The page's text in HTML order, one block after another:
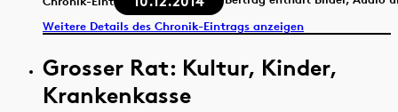
Weitere Details des Chronik-Eintrags anzeigen
Grosser Rat: Kultur, Kinder,
Krankenkasse